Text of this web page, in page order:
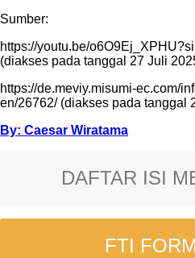
Sumber:
https://youtu.be/
(diakses pada tanggal 27 Juli
https://de.meviy.misumi-ec.com/
en/26762/ (diakses pada tanggal
By: Caesar Wiratama
DAFTAR ISI
FTI